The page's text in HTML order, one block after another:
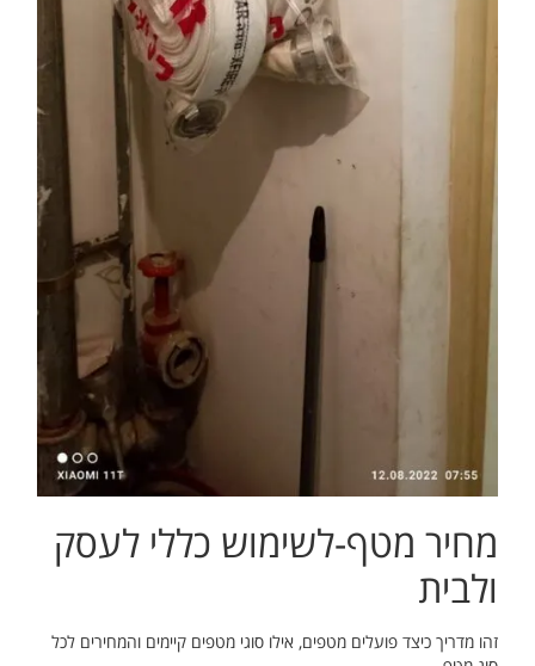
מחיר מטף-לשימוש כללי לעסק
ולבית
זהו מדריך כיצד פועלים מטפים, אילו סוגי מטפים קיימים והמחירים לכל